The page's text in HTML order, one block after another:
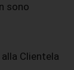
sono
Clientela